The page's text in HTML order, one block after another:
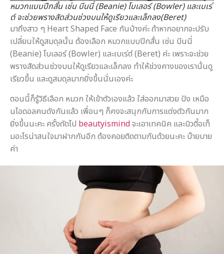
หมวกแบบปีกสั้น เช่น บีนนี่ (Beanie) โบเลอร์ (Bowler) และเบเร่
ต์ จะช่วยพรางสัดส่วนช่วงบนให้ดูเรียวและเล็กลง(Beret)
มาถึงสาว ๆ Heart Shaped Face กันบ้างค่ะ ถ้าหากอยากจะปรับ
เปลี่ยนให้ดูสมดุลนั้น ต้องเลือก หมวกแบบปีกสั้น เช่น บีนนี่
(Beanie) โบเลอร์ (Bowler) และเบเร่ต์ (Beret) ค่ะ เพราะจะช่วย
พรางสัดส่วนช่วงบนให้ดูเรียวและเล็กลง ทำให้ช่วงคางของเรานั้นดู
เรียวขึ้น และดูสมดุลมากยิ่งขึ้นนั่นเองค่ะ
ตอนนี้ก็รู้วิธีเลือก หมวก ให้เข้าตัวเองแล้ว ใส่ออกมาสวย ปัง เหมือ
นไอดอลคนดังกันแล้ว เพื่อนๆ ก็คงจะสนุกกับการแต่งตัวกันมาก
ยิ่งขึ้นนะคะ ครั้งถัดไป beautyismindจะเอาเทคนิค และบิวตี้อเท็
มอะไรน่าสนใจมาฝากกันอีก ต้องคอยติดตามกันด้วยนะคะ บ๊ายบาย
ค่า